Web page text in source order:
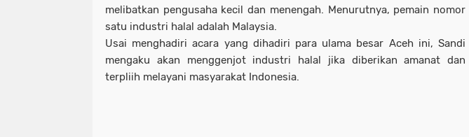
melibatkan pengusaha kecil dan menengah. Menurutnya, pemain nomor
satu industri halal adalah Malaysia.
Usai menghadiri acara yang dihadiri para ulama besar Aceh ini, Sandi
mengaku akan menggenjot industri halal jika diberikan amanat dan
terpliih melayani masyarakat Indonesia.